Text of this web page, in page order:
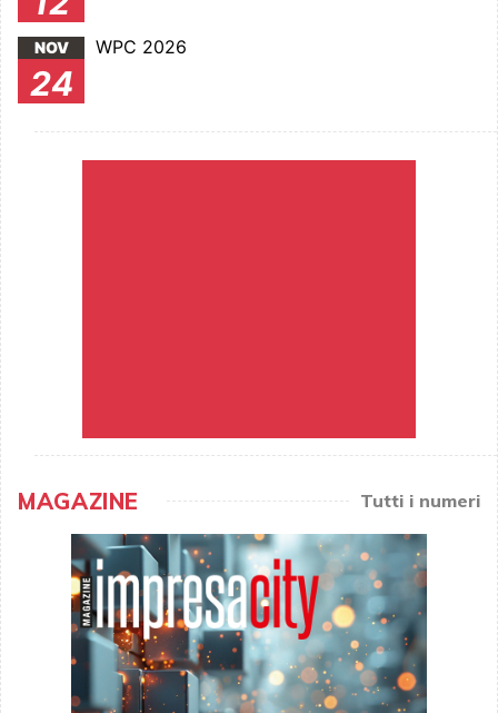
NOV
24
WPC 2026
MAGAZINE Tutti i numeri